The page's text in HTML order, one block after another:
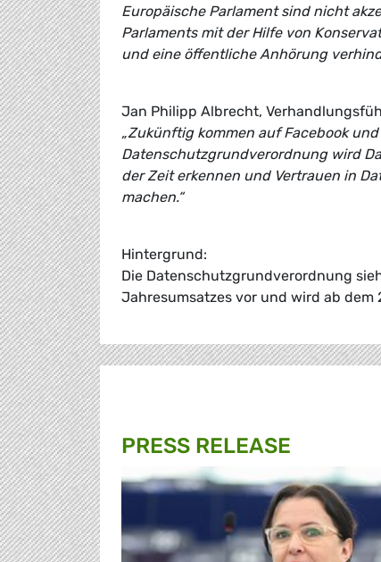
Europäische Parlament sind nicht
Parlaments mit der Hilfe von
und eine öffentliche Anhörung
Jan Philipp Albrecht,
„Zukünftig kommen auf Facebook
Datenschutzgrundverordnung wird
der Zeit erkennen und Vertrauen in
machen.“
Hintergrund:
Die Datenschutzgrundverordnung
Jahresumsatzes vor und wird ab dem
PRESS RELEASE